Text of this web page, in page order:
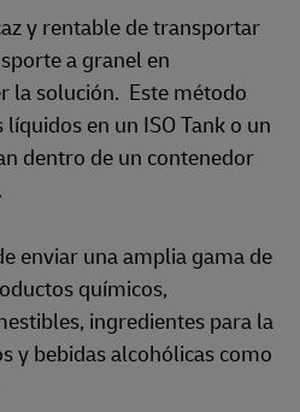
y rentable de transportar
a granel en
la solución. Este método
en un ISO Tank o un
dentro de un contenedor
enviar una amplia gama de
químicos,
ingredientes para la
y bebidas alcohólicas como